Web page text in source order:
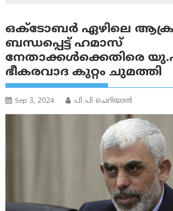
ഒക്‌ടോബർ ഏഴിലെ
ബന്ധപ്പെട്ട് ഹമാസ്
നേതാക്കൾക്കെതിരെ
ഭീകരവാദ കുറ്റം ചുമത്തി
Sep 3, 2024 പി പി ചെറിയാൻ